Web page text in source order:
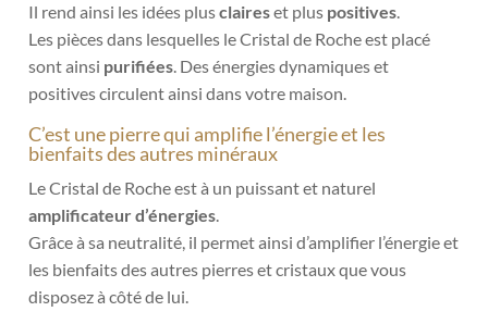
Il rend ainsi les idées plusclaireset plus positives.
Les pièces dans lesquelles le Cristal de Roche est placé
sont ainsi purifiées. Des énergies dynamiques et
positives circulent ainsi dans votre maison.
C’est une pierre qui amplifie l’énergie et les
bienfaits des autres minéraux
Le Cristal de Roche est à un puissant et naturel
amplificateur d’énergies.
Grâce à sa neutralité, il permet ainsi d’amplifier l’énergie et
les bienfaits des autres pierres et cristaux que vous
disposez à côté de lui.